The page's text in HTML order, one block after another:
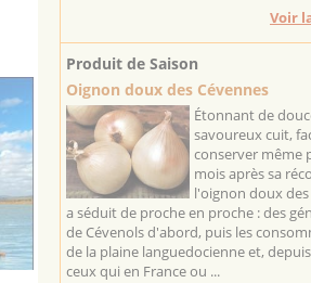
Voir
Produit de Saison
Oignon doux des Cévennes
Étonnant de
savoureux cuit,
conserver même
mois après sa
l'oignon doux des
a séduit de proche en proche : des
de Cévenols d'abord, puis les
de la plaine languedocienne et,
ceux qui en France ou ...